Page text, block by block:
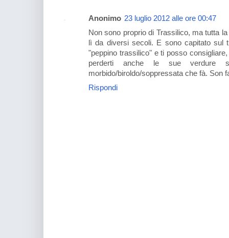
Anonimo 23 luglio 2012 alle ore 00:47
Non sono proprio di Trassilico, ma tutta
lì da diversi secoli. E sono capitato sul
"peppino trassilico" e ti posso
perderti anche le sue verdure
morbido/biroldo/soppressata che fà. Son
Rispondi